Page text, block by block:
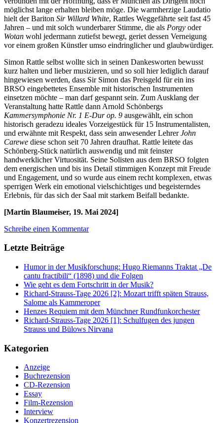
möglichst lange erhalten bleiben möge. Die warmherzige Laudatio
hielt der Bariton Sir Willard White, Rattles Weggefährte seit fast 45
Jahren – und mit solch wunderbarer Stimme, die als Porgy oder
Wotan wohl jedermann zutiefst bewegt, geriet dessen Verneigung
vor einem großen Künstler umso eindringlicher und glaubwürdiger.
Simon Rattle selbst wollte sich in seinen Dankesworten bewusst
kurz halten und lieber musizieren, und so soll hier lediglich darauf
hingewiesen werden, dass Sir Simon das Preisgeld für ein ins
BRSO eingebettetes Ensemble mit historischen Instrumenten
einsetzen möchte – man darf gespannt sein. Zum Ausklang der
Veranstaltung hatte Rattle dann Arnold Schönbergs
Kammersymphonie Nr. 1 E-Dur op. 9 ausgewählt, ein schon
historisch geradezu ideales Vorzeigestück für 15 Instrumentalisten,
und erwähnte mit Respekt, dass sein anwesender LehrerJohn
Carewe diese schon seit 70 Jahren draufhat. Rattle leitete das
Schönberg-Stück natürlich auswendig und mit feinster
handwerklicher Virtuosität. Seine Solisten aus dem BRSO folgten
dem energischen und bis ins Detail stimmigen Konzept mit Freude
und Engagement, und so wurde aus einem recht komplexen, etwas
sperrigen Werk ein emotional vielschichtiges und begeisterndes
Erlebnis, für das sich der Saal mit starkem Beifall bedankte.
[Martin Blaumeiser, 19. Mai 2024]
Schreibe einen Kommentar
Letzte Beiträge
Humor in der Musikforschung: Hugo Riemanns Traktat „De
cantu fractibili“ (1898) und die Folgen
Wie geht es dem Fortschritt in der Musik?
Richard-Strauss-Tage 2026 [2]: Mozart trifft späten Strauss,
Salome als Kammeroper
Henzes Requiem mit dem Münchner Rundfunkorchester
Richard-Strauss-Tage 2026 [1]: Schulfugen des jungen
Strauss und Bülows Nirvana
Kategorien
Anzeige
Buchrezension
CD-Rezension
Essay
Film-Rezension
Interview
Konzertrezension